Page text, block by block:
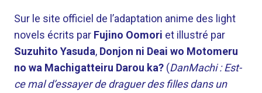
Sur le site officiel de l’adaptation anime des light
novels écrits par Fujino Oomori et illustré par
Suzuhito Yasuda, Donjon ni Deai wo Motomeru
no wa Machigatteiru Darou ka? (DanMachi : Est-
ce mal d’essayer de draguer des filles dans un